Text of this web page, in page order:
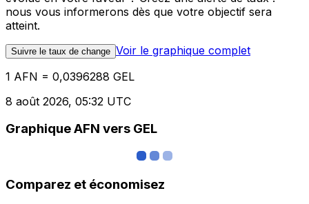
nous vous informerons dès que votre objectif sera
atteint.
Suivre le taux de change Voir le graphique complet
1 AFN = 0,0396288 GEL
8 août 2026, 05:32 UTC
Graphique AFN vers GEL
Comparez et économisez